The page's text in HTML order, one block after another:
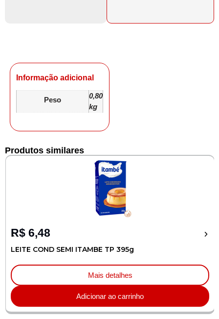
Informação adicional
Peso
0,80
kg
Produtos similares
R$6,48
LEITE COND SEMI ITAMBE TP 395g
Mais detalhes
Adicionar ao carrinho